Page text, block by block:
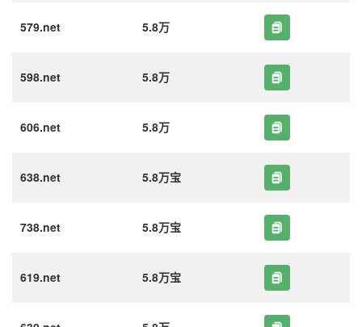
579.net 5.8万
598.net 5.8万
606.net 5.8万
638.net 5.8万宝
738.net 5.8万宝
619.net 5.8万宝